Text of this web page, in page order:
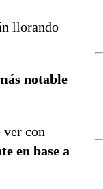
llorando
notable
ver con
en base a